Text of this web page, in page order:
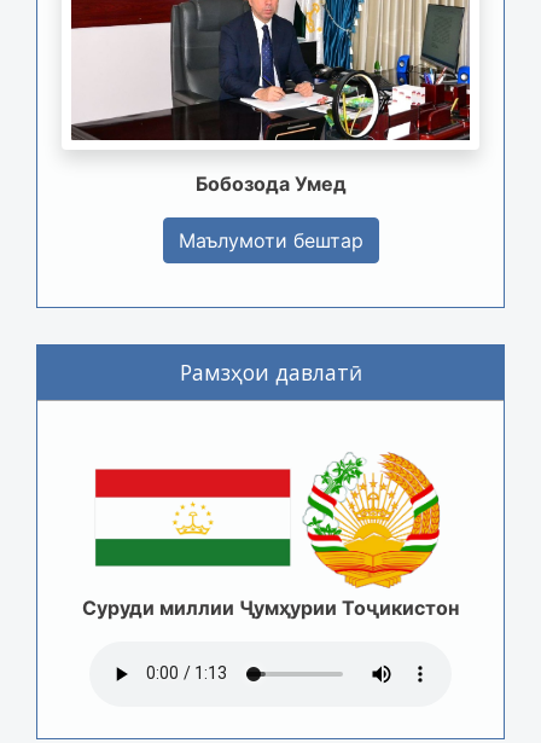
Бобозода Умед
Маълумоти бештар
Рамзҳои давлатӣ
Суруди миллии Ҷумҳурии Тоҷикистон